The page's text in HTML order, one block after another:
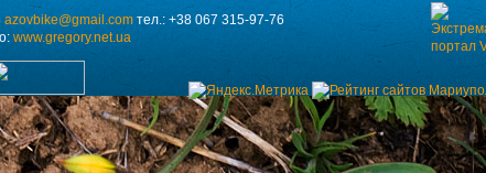
azovbike@gmail.com тел.: +38 067 315-97-76
www.gregory.net.ua